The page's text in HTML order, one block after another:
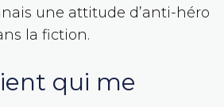
une attitude d’anti-héro
la fiction.
qui me